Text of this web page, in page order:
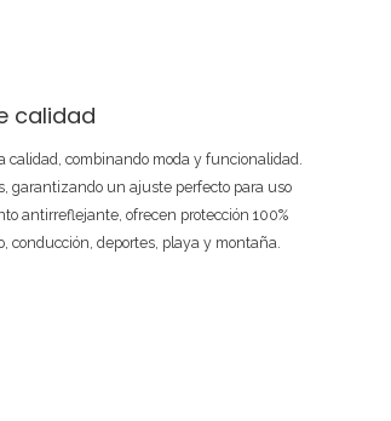
calidad
combinando moda y funcionalidad.
garantizando un ajuste perfecto para uso
antirreflejante, ofrecen protección 100%
conducción, deportes, playa y montaña.